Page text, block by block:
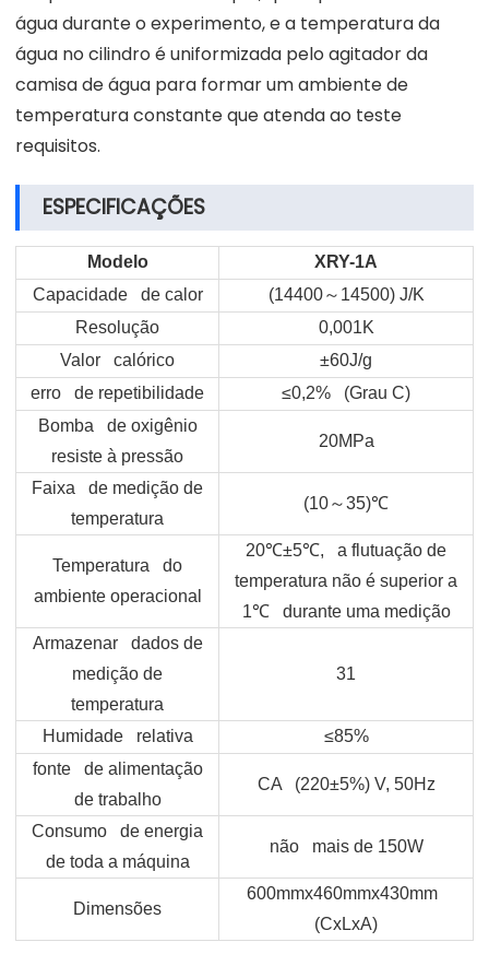
água durante o experimento, e a temperatura da
água no cilindro é uniformizada pelo agitador da
camisa de água para formar um ambiente de
temperatura constante que atenda ao teste
requisitos.
ESPECIFICAÇÕES
Modelo
XRY-1A
Capacidade de calor
(14400～ 14500) J/K
Resolução
0,001K
Valor calórico
±60J/g
erro de repetibilidade
≤0,2% (Grau C)
Bomba de oxigênio
resiste à pressão
20MPa
Faixa de medição de
temperatura
(10～35)℃
Temperatura do
ambiente operacional
20℃±5℃, a flutuação de
temperatura não é superior a
1℃durante uma medição
Armazenar dados de
medição de
temperatura
31
Humidade relativa
≤85%
fonte de alimentação
de trabalho
CA (220±5%) V, 50Hz
Consumo de energia
de toda a máquina
não mais de 150W
Dimensões
600mmx460mmx430mm
(CxLxA)